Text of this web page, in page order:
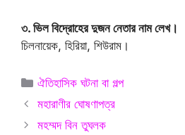
৩. ভিল বিদ্রোহের দুজন নেতার নাম লেখ।
চিলনায়েক, হিরিয়া, শিউরাম।
Categories
ঐতিহাসিক ঘটনা বা গল্প
মহারাণীর ঘোষণাপত্র
মহম্মদ বিন তুঘলক